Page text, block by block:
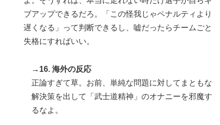
ブアップできるだろ。「この怪我じゃペナルティより
遅くなる」って判断できるし、嘘だったらチームごと
失格にすればいい。
→16. 海外の反応
正論すぎて草。お前、単純な問題に対してまともな
解決策を出して「武士道精神」のオナニーを邪魔す
るなよ。